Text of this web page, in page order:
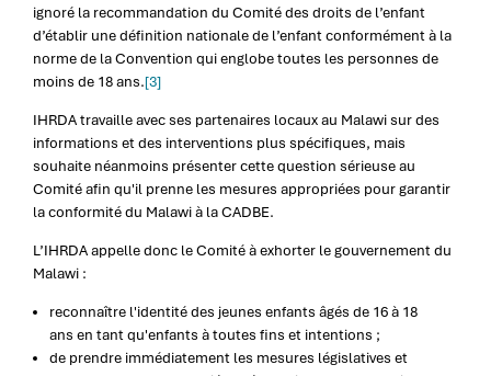
ignoré la recommandation du Comité des droits de l’enfant
d’établir une définition nationale de l’enfant conformément à la
norme de la Convention qui englobe toutes les personnes de
moins de 18 ans.[3]
IHRDA travaille avec ses partenaires locaux au Malawi sur des
informations et des interventions plus spécifiques, mais
souhaite néanmoins présenter cette question sérieuse au
Comité afin qu'il prenne les mesures appropriées pour garantir
la conformité du Malawi à la CADBE.
L’IHRDA appelle donc le Comité à exhorter le gouvernement du
Malawi :
reconnaître l'identité des jeunes enfants âgés de 16 à 18
ans en tant qu'enfants à toutes fins et intentions ;
de prendre immédiatement les mesures législatives et